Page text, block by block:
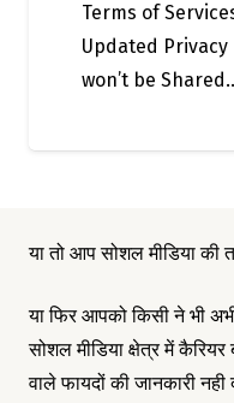
Terms of
Updated Privacy
won’t be
या तो आप सोशल मीडिया
या फिर आपको किसी ने भी
सोशल मीडिया क्षेत्र में
वाले फायदों की जानकारी नही